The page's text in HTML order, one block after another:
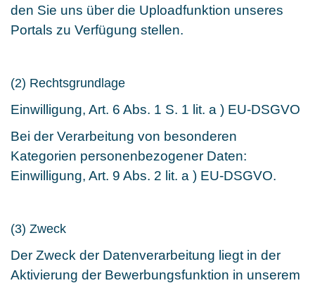
den Sie uns über die Uploadfunktion unseres
Portals zu Verfügung stellen.
(2) Rechtsgrundlage
Einwilligung, Art. 6 Abs. 1 S. 1 lit. a ) EU-DSGVO
Bei der Verarbeitung von besonderen
Kategorien personenbezogener Daten:
Einwilligung, Art. 9 Abs. 2 lit. a ) EU-DSGVO.
(3) Zweck
Der Zweck der Datenverarbeitung liegt in der
Aktivierung der Bewerbungsfunktion in unserem